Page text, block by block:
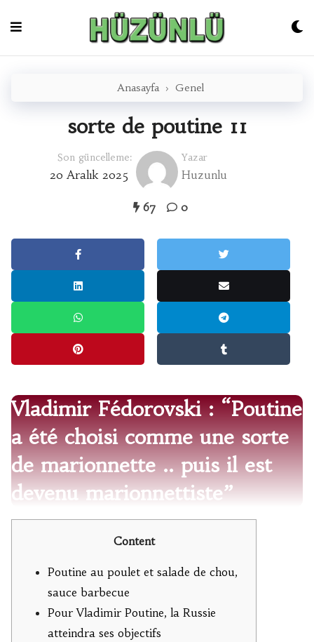
Anasayfa › Genel
sorte de poutine 11
Son güncelleme:
20 Aralık 2025
Yazar
Huzunlu
67 0
Vladimir Fédorovski : “Poutine
a été choisi comme une sorte
de marionnette .. puis il est
devenu marionnettiste”
Content
Poutine au poulet et salade de chou,
sauce barbecue
Pour Vladimir Poutine, la Russie
atteindra ses objectifs